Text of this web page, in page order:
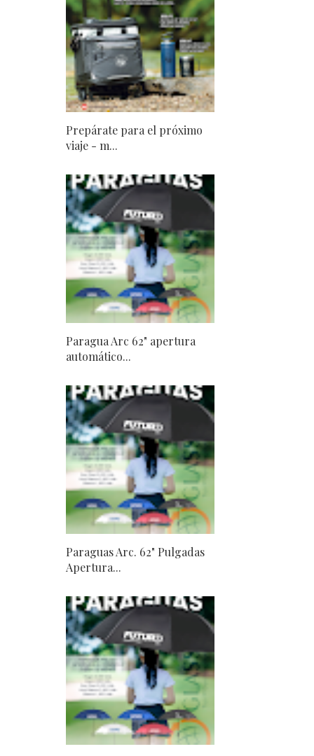
Prepárate para el próximo
viaje - m...
Paragua Arc 62" apertura
automático...
Paraguas Arc. 62" Pulgadas
Apertura...